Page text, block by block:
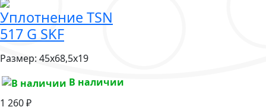
Уплотнение TSN
517 G SKF
Размер: 45x68,5x19
В наличии
1 260 ₽